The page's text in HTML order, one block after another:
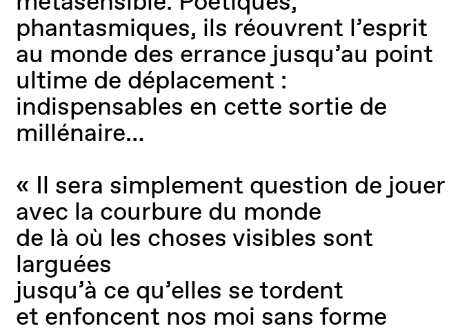
phantasmiques, ils réouvrent l’esprit
au monde des errance jusqu’au point
ultime de déplacement :
indispensables en cette sortie de
millénaire…
« Il sera simplement question de jouer
avec la courbure du monde
de là où les choses visibles sont
larguées
jusqu’à ce qu’elles se tordent
et enfoncent nos moi sans forme